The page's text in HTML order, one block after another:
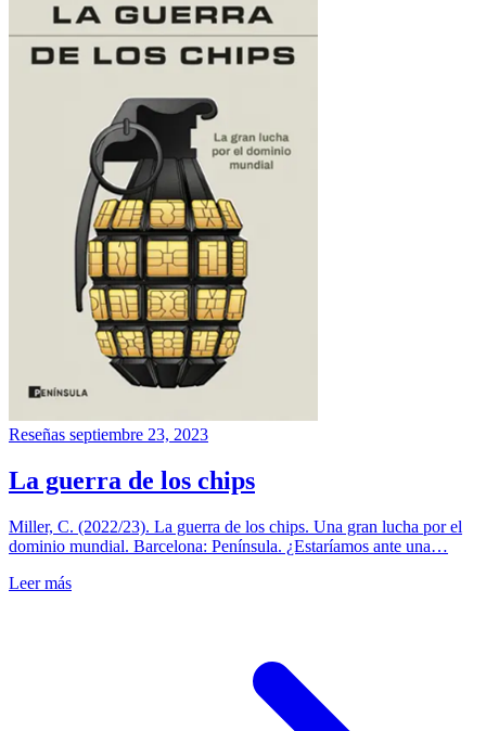
Reseñas septiembre 23, 2023
La guerra de los chips
Miller, C. (2022/23). La guerra de los chips. Una gran lucha por el
dominio mundial. Barcelona: Península. ¿Estaríamos ante una…
Leer más